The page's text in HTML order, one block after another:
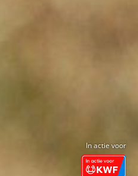
In actie voor